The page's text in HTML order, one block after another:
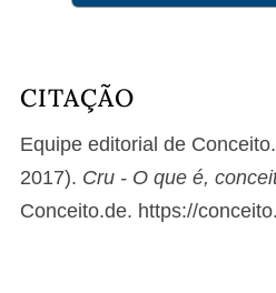
CITAÇÃO
Equipe editorial de
2017). Cru - O que é,
Conceito.de. https://